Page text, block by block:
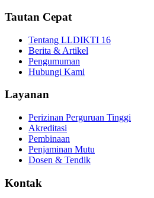
Tautan Cepat
Tentang LLDIKTI 16
Berita & Artikel
Pengumuman
Hubungi Kami
Layanan
Perizinan Perguruan Tinggi
Akreditasi
Pembinaan
Penjaminan Mutu
Dosen & Tendik
Kontak